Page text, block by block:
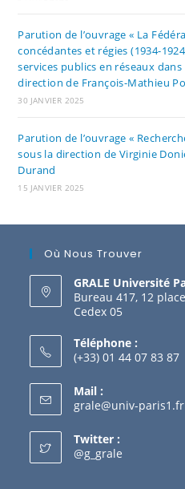
Parution de l’ouvrage « La
concédantes et régies (1934-
services publics en réseaux
direction de François-Mathieu
30 JANVIER 2025
Parution de l’ouvrage «
sous la direction de Virginie
Durand
15 JANVIER 2025
Où Nous Trouver
GRALE Université
Bureau 417, 12
Cedex 05
Téléphone :
(+33) 01 44 07 83 87
Mail :
grale@univ-paris1.fr
Twitter :
@g_grale